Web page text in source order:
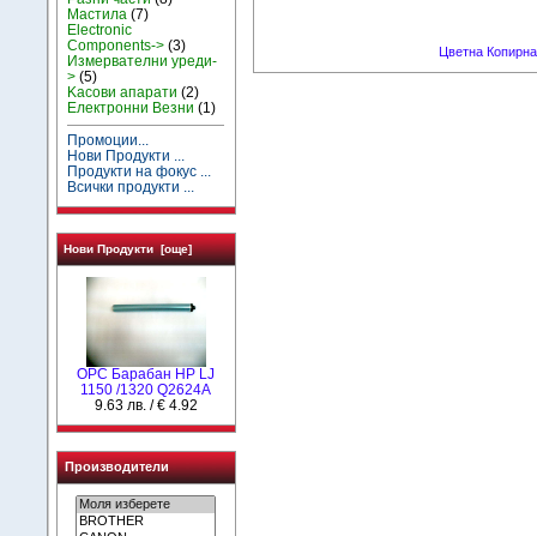
Мастила (7)
Electronic
Components-> (3)
Измервателни уреди-
> (5)
Kасови апарати (2)
Електронни Везни (1)
Промоции...
Нови Продукти ...
Продукти на фокус ...
Всички продукти ...
Нови Продукти [още]
OPC Барабан HP LJ
1150 /1320 Q2624A
9.63 лв. / € 4.92
Производители
Цветна